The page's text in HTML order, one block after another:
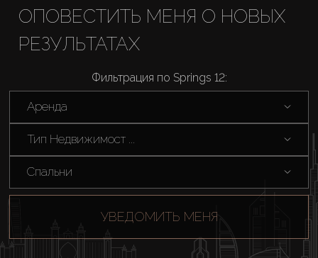
Купить
Аренда
Продажа
Новостройки
ОПОВЕСТИТЬ МЕНЯ О НОВЫХ
РЕЗУЛЬТАТАХ
Фильтрация по Springs 12:
Аренда
Тип Недвижимост ...
Спальни
УВЕДОМИТЬ МЕНЯ